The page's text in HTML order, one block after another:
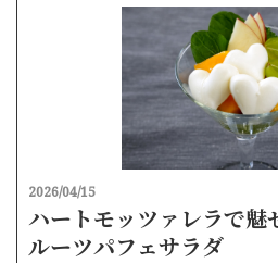
2026/04/15
ハートモッツァレラで
ルーツパフェサラダ